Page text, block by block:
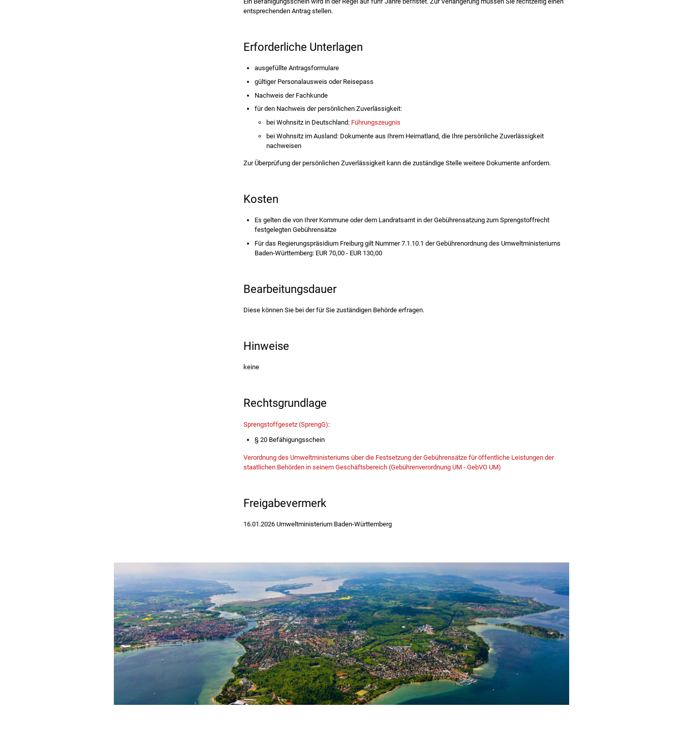
entsprechenden Antrag stellen.
Erforderliche Unterlagen
ausgefüllte Antragsformulare
gültiger Personalausweis oder Reisepass
Nachweis der Fachkunde
für den Nachweis der persönlichen Zuverlässigkeit:
bei Wohnsitz in Deutschland: Führungszeugnis
bei Wohnsitz im Ausland: Dokumente aus Ihrem Heimatland, die Ihre persönliche Zuverlässigkeit
nachweisen
Zur Überprüfung der persönlichen Zuverlässigkeit kann die zuständige Stelle weitere Dokumente anfordern.
Kosten
Es gelten die von Ihrer Kommune oder dem Landratsamt in der Gebührensatzung zum Sprengstoffrecht
festgelegten Gebührensätze
Für das Regierungspräsidium Freiburg gilt Nummer 7.1.10.1 der Gebührenordnung des Umweltministeriums
Baden-Württemberg: EUR 70,00 - EUR 130,00
Bearbeitungsdauer
Diese können Sie bei der für Sie zuständigen Behörde erfragen.
Hinweise
keine
Rechtsgrundlage
Sprengstoffgesetz (SprengG):
§ 20 Befähigungsschein
Verordnung des Umweltministeriums über die Festsetzung der Gebührensätze für öffentliche Leistungen der
staatlichen Behörden in seinem Geschäftsbereich (Gebührenverordnung UM - GebVO UM)
Freigabevermerk
16.01.2026 Umweltministerium Baden-Württemberg